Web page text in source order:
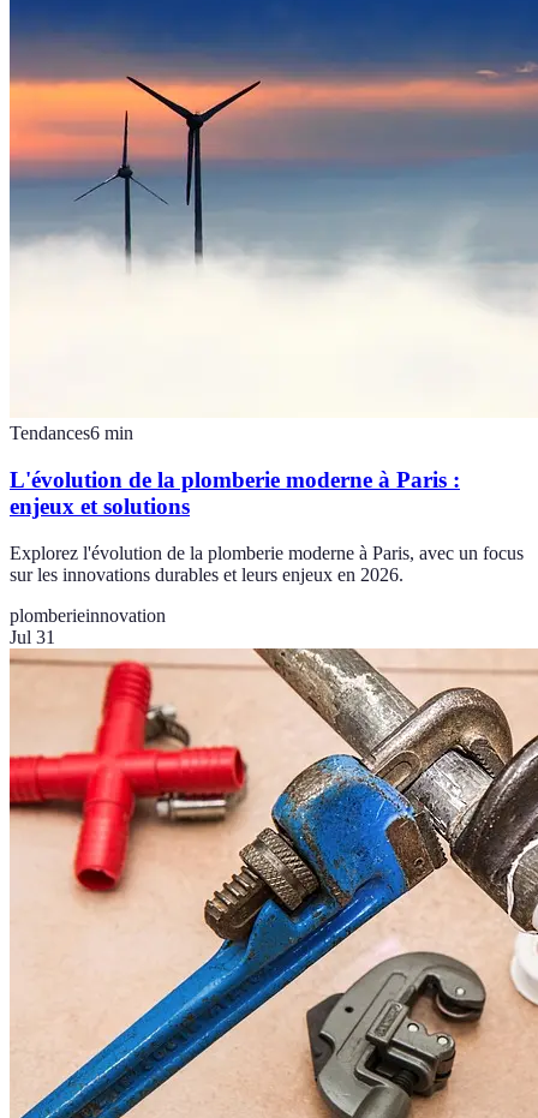
Tendances6 min
L'évolution de la plomberie moderne à Paris :
enjeux et solutions
Explorez l'évolution de la plomberie moderne à Paris, avec un focus
sur les innovations durables et leurs enjeux en 2026.
plomberieinnovation
Jul 31